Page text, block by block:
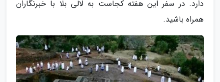
دارد. در سفر این هفته کجاست به لالی بلا با خبرنگاران
همراه باشید.